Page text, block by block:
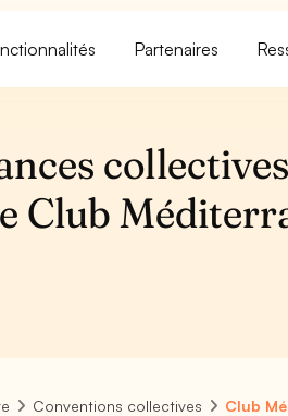
Partenaires
Club
Conventions collectives Club